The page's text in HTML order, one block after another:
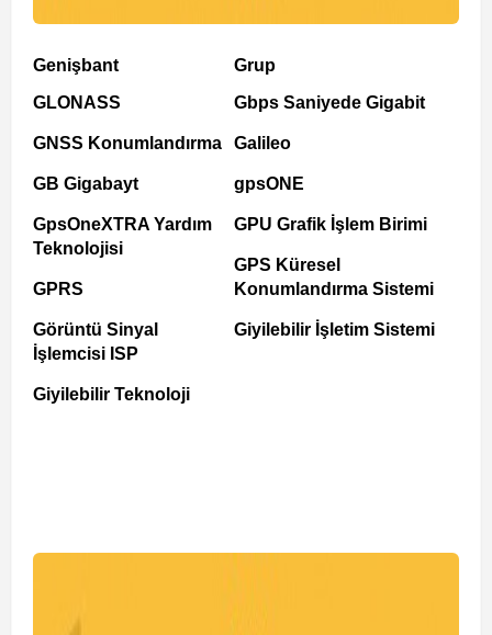
Genişbant
GLONASS
GNSS Konumlandırma
GB Gigabayt
GpsOneXTRA Yardım
Teknolojisi
GPRS
Görüntü Sinyal
İşlemcisi ISP
Giyilebilir Teknoloji
Grup
Gbps Saniyede Gigabit
Galileo
gpsONE
GPU Grafik İşlem Birimi
GPS Küresel
Konumlandırma Sistemi
Giyilebilir İşletim Sistemi